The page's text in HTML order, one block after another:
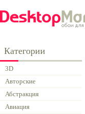
Категории
3D
Авторские
Абстракция
Авиация